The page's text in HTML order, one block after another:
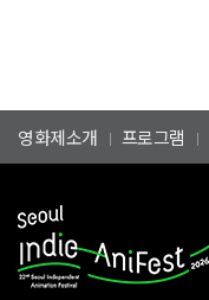
영화제소개 프로그램